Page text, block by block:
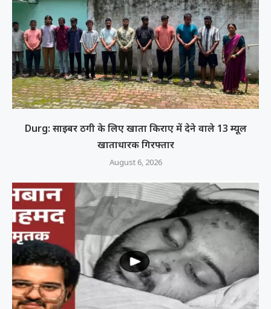
Durg: साइबर ठगी के लिए खाता किराए में देने वाले 13 म्यूल
खाताधारक गिरफ्तार
August 6, 2026